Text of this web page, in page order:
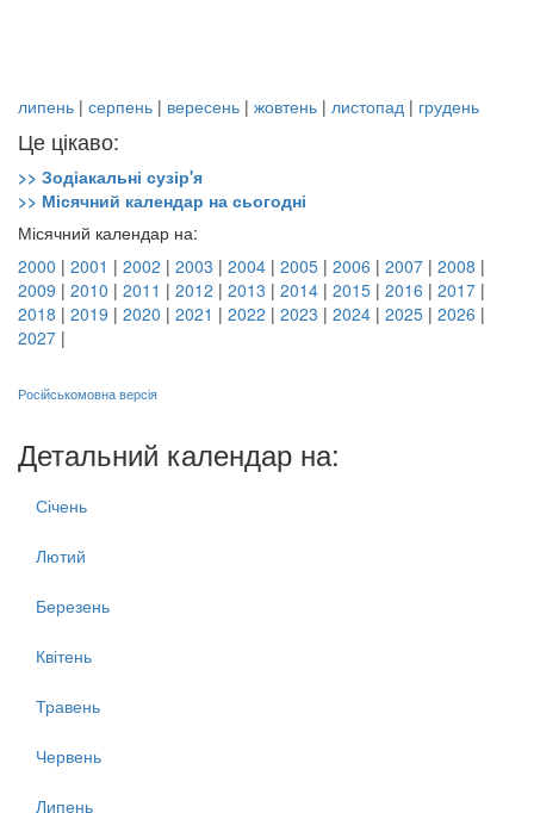
липень | серпень | вересень | жовтень | листопад | грудень
Це цікаво:
>> Зодіакальні сузір'я
>> Місячний календар на сьогодні
Місячний календар на:
2000 | 2001 | 2002 | 2003 | 2004 | 2005 | 2006 | 2007 | 2008 |
2009 | 2010 | 2011 | 2012 | 2013 | 2014 | 2015 | 2016 | 2017 |
2018 | 2019 | 2020 | 2021 | 2022 | 2023 | 2024 | 2025 | 2026 |
2027 |
Російськомовна версія
Детальний календар на:
Січень
Лютий
Березень
Квітень
Травень
Червень
Липень